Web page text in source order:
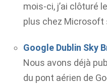
mois-ci, j’ai clôturé
plus chez Microsoft
Google Dublin Sky
Nous avons déjà
du pont aérien de